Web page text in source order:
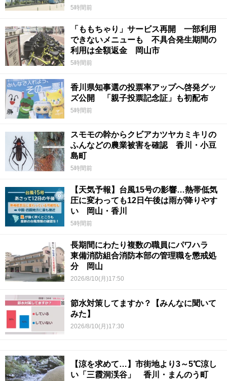
5時間前
「ももちゃり」サービス再開 一部利用
できないメニューも 不具合発生期間の
利用は全額返金 岡山市
5時間前
香川県知事選の投票率アップへ啓発グッ
ズ公開 「親子投票記念証」も初配布
5時間前
スモモの幹からクビアカツヤカミキリの
ふんなどの農業被害を確認 香川・小豆
島町
5時間前
【天気予報】台風15号の影響…熱帯低気
圧に変わっても12日午後は雨が降りやす
い 岡山・香川
5時間前
長期間にわたり複数の職員にパワハラ
東備消防組合消防本部の管理職を懲戒処
分 岡山
2026/8/10(月)17:50
節水対策してますか？【みんなに聞いて
みた】
2026/8/10(月)17:30
【涼を求めて…】市街地より3～5℃涼し
い「三霞洞渓谷」 香川・まんのう町